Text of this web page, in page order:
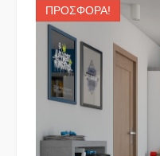
ΠΡΟΣΦΟΡΆ!